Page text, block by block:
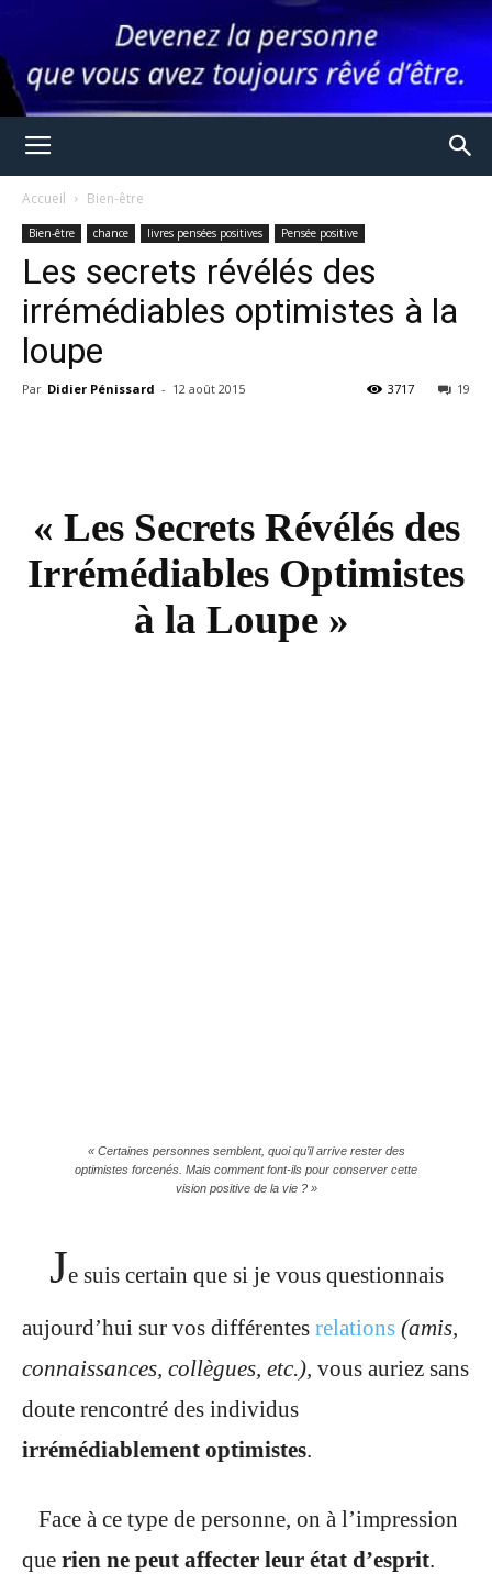
Accueil Bien-être
Bien-être chance livres pensées positives Pensée positive
Les secrets révélés des
irrémédiables optimistes à la
loupe
Par Didier Pénissard - 12 août 2015 19
3717
« Les Secrets Révélés des
Irrémédiables Optimistes
à la Loupe »
« Certaines personnes semblent, quoi qu’il arrive rester des
optimistes forcenés. Mais comment font-ils pour conserver cette
vision positive de la vie ? »
Je suis certain que si je vous questionnais
aujourd’hui sur vos différentes relations (amis,
connaissances, collègues, etc.), vous auriez sans
doute rencontré des individus
irrémédiablement optimistes.
Face à ce type de personne, on à l’impression
que rien ne peut affecter leur état d’esprit.